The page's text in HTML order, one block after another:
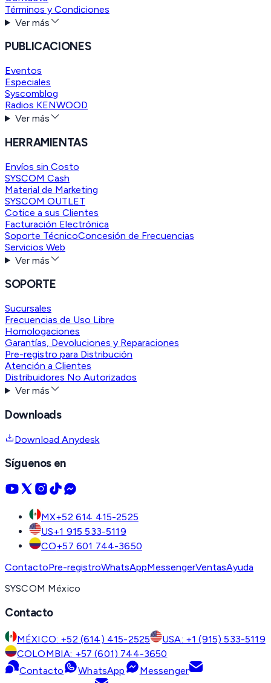
Términos y Condiciones
Ver más
PUBLICACIONES
Eventos
Especiales
Syscomblog
Radios KENWOOD
Ver más
HERRAMIENTAS
Envíos sin Costo
SYSCOM Cash
Material de Marketing
SYSCOM OUTLET
Cotice a sus Clientes
Facturación Electrónica
Soporte TécnicoConcesión de Frecuencias
Servicios Web
Ver más
SOPORTE
Sucursales
Frecuencias de Uso Libre
Homologaciones
Garantías, Devoluciones y Reparaciones
Pre-registro para Distribución
Atención a Clientes
Distribuidores No Autorizados
Ver más
Downloads
Download Anydesk
Síguenos en
MX+52 614 415-2525
US+1 915 533-5119
CO+57 601 744-3650
ContactoPre-registroWhatsAppMessengerVentasAyuda
SYSCOM México
Contacto
MÉXICO: +52 (614) 415-2525
USA: +1 (915) 533-5119
COLOMBIA: +57 (601) 744-3650
Contacto
WhatsApp
Messenger